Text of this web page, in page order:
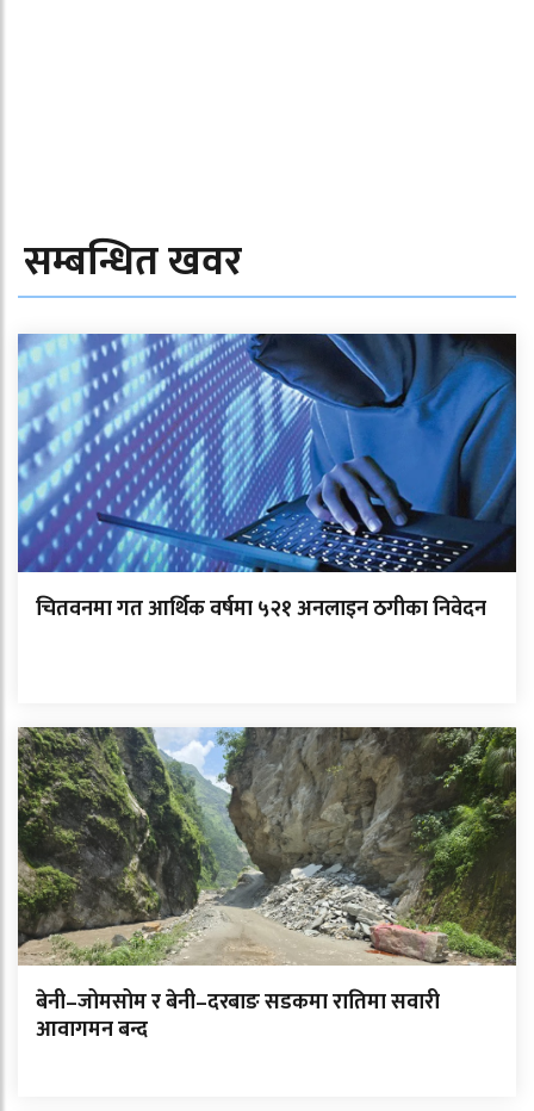
सम्बन्धित खवर
चितवनमा गत आर्थिक वर्षमा ५२१ अनलाइन ठगीका निवेदन
बेनी–जोमसोम र बेनी–दरबाङ सडकमा रातिमा सवारी
आवागमन बन्द